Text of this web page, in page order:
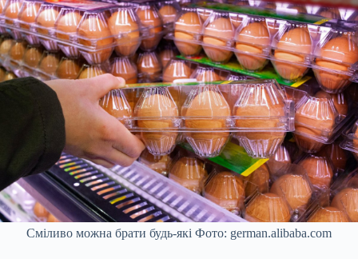
Сміливо можна брати будь-які Фото: german.alibaba.com